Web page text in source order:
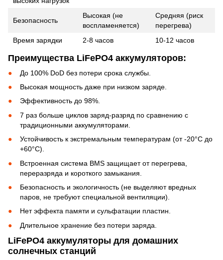
Безопасность
Высокая (не
воспламеняется)
Средняя (риск
перегрева)
Время зарядки
2-8 часов 10-12 часов
Преимущества LiFePO4 аккумуляторов:
До 100% DoD без потери срока службы.
Высокая мощность даже при низком заряде.
Эффективность до 98%.
7 раз больше циклов заряд-разряд по сравнению с
традиционными аккумуляторами.
Устойчивость к экстремальным температурам (от -20°C до
+60°C).
Встроенная система BMS защищает от перегрева,
переразряда и короткого замыкания.
Безопасность и экологичность (не выделяют вредных
паров, не требуют специальной вентиляции).
Нет эффекта памяти и сульфатации пластин.
Длительное хранение без потери заряда.
LiFePO4 аккумуляторы для домашних
солнечных станций